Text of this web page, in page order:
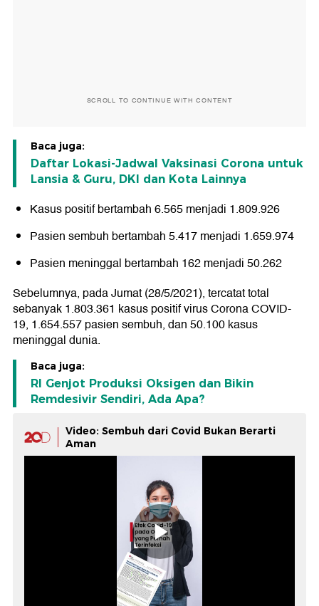
SCROLL TO CONTINUE WITH CONTENT
Baca juga:
Daftar Lokasi-Jadwal Vaksinasi Corona untuk
Lansia & Guru, DKI dan Kota Lainnya
Kasus positif bertambah 6.565 menjadi 1.809.926
Pasien sembuh bertambah 5.417 menjadi 1.659.974
Pasien meninggal bertambah 162 menjadi 50.262
Sebelumnya, pada Jumat (28/5/2021), tercatat total
sebanyak 1.803.361 kasus positif virus Corona COVID-
19, 1.654.557 pasien sembuh, dan 50.100 kasus
meninggal dunia.
Baca juga:
RI Genjot Produksi Oksigen dan Bikin
Remdesivir Sendiri, Ada Apa?
Video: Sembuh dari Covid Bukan Berarti
Aman